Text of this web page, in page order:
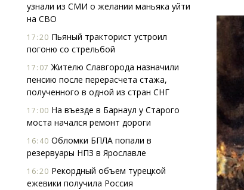
узнали из СМИ о желании маньяка уйти
на СВО
17:20 Пьяный тракторист устроил
погоню со стрельбой
17:07 Жителю Славгорода назначили
пенсию после перерасчета стажа,
полученного в одной из стран СНГ
17:00 На въезде в Барнаул у Старого
моста начался ремонт дороги
16:40 Обломки БПЛА попали в
резервуары НПЗ в Ярославле
16:20 Рекордный объем турецкой
ежевики получила Россия